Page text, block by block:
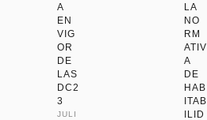
A
EN
VIG
OR
DE
LAS
DC2
3
JULI
LA
NO
RM
ATIV
A
DE
HAB
ITAB
ILID